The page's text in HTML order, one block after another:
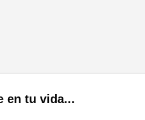
en tu vida...